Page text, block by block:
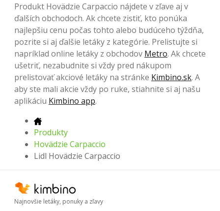
Produkt Hovädzie Carpaccio nájdete v zľave aj v
ďalších obchodoch. Ak chcete zistiť, kto ponúka
najlepšiu cenu počas tohto alebo budúceho týždňa,
pozrite si aj ďalšie letáky z kategórie. Prelistujte si
napríklad online letáky z obchodov Metro. Ak chcete
ušetriť, nezabudnite si vždy pred nákupom
prelistovať akciové letáky na stránke Kimbino.sk. A
aby ste mali akcie vždy po ruke, stiahnite si aj našu
aplikáciu Kimbino app.
Produkty
Hovädzie Carpaccio
Lidl Hovädzie Carpaccio
Najnovšie letáky, ponuky a zľavy